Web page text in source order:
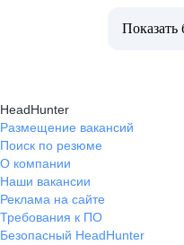
Показать
HeadHunter
Размещение вакансий
Поиск по резюме
О компании
Наши вакансии
Реклама на сайте
Требования к ПО
Безопасный HeadHunter